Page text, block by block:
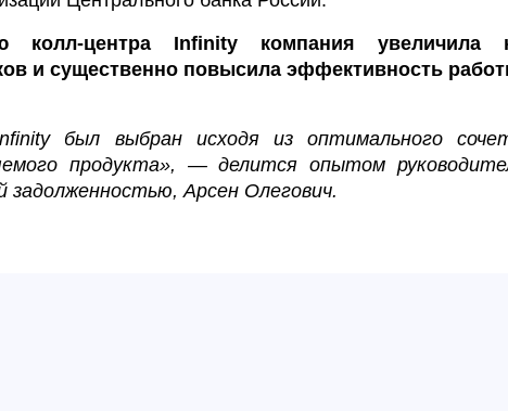
колл-центра Infinity компания увеличила
и существенно повысила эффективность
был выбран исходя из оптимального
продукта», — делится опытом
задолженностью, Арсен Олегович.